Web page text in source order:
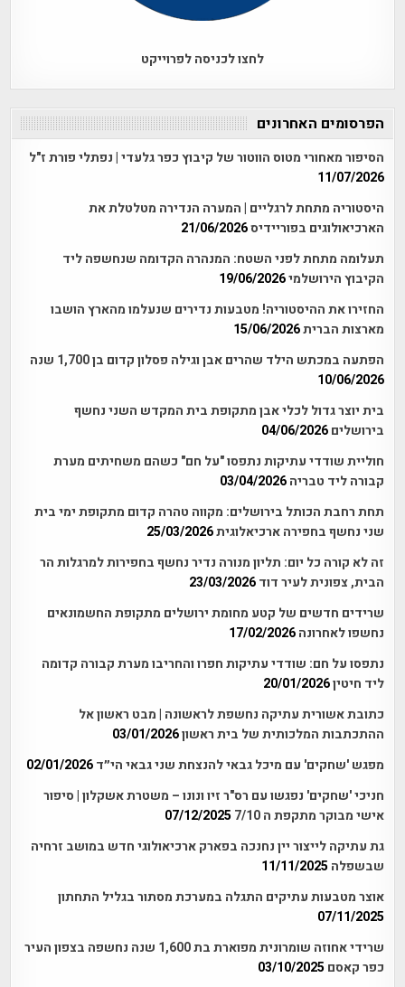
לחצו לכניסה לפרוייקט
הפרסומים האחרונים
הסיפור מאחורי מטוס הווטור של קיבוץ כפר גלעדי | נפתלי פורת ז"ל
11/07/2026
היסטוריה מתחת לרגליים | המערה הנדירה מטלטלת את
הארכיאולוגים בפוריידיס21/06/2026
תעלומה מתחת לפני השטח: המנהרה הקדומה שנחשפה ליד
הקיבוץ הירושלמי19/06/2026
החזירו את ההיסטוריה! מטבעות נדירים שנעלמו מהארץ הושבו
מארצות הברית15/06/2026
הפתעה במכתש הילד שהרים אבן וגילה פסלון קדום בן 1,700 שנה
10/06/2026
בית יוצר גדול לכלי אבן מתקופת בית המקדש השני נחשף
בירושלים 04/06/2026
חוליית שודדי עתיקות נתפסו "על חם" כשהם משחיתים מערת
קבורה ליד טבריה 03/04/2026
תחת רחבת הכותל בירושלים: מקווה טהרה קדום מתקופת ימי בית
שני נחשף בחפירה ארכיאלוגית25/03/2026
זה לא קורה כל יום: תליון מנורה נדיר נחשף בחפירות למרגלות הר
הבית, צפונית לעיר דוד 23/03/2026
שרידים חדשים של קטע מחומת ירושלים מתקופת החשמונאים
נחשפו לאחרונה 17/02/2026
נתפסו על חם: שודדי עתיקות חפרו והחריבו מערת קבורה קדומה
ליד חיטין20/01/2026
כתובת אשורית עתיקה נחשפת לראשונה | מבט ראשון אל
ההתכתבות המלכותית של בית ראשון03/01/2026
מפגש 'שחקים' עם מיכל גבאי להנצחת שני גבאי הי״ד 02/01/2026
חניכי 'שחקים' נפגשו עם רס"ר זיו ונונו – משטרת אשקלון | סיפור
אישי מבוקר מתקפת ה 7/10
07/12/2025
גת עתיקה לייצור יין נחנכה בפארק ארכיאולוגי חדש במושב זרחיה
שבשפלה 11/11/2025
אוצר מטבעות עתיקים התגלה במערכת מסתור בגליל התחתון
07/11/2025
שרידי אחוזה שומרונית מפוארת בת 1,600 שנה נחשפה בצפון העיר
כפר קאסם 03/10/2025